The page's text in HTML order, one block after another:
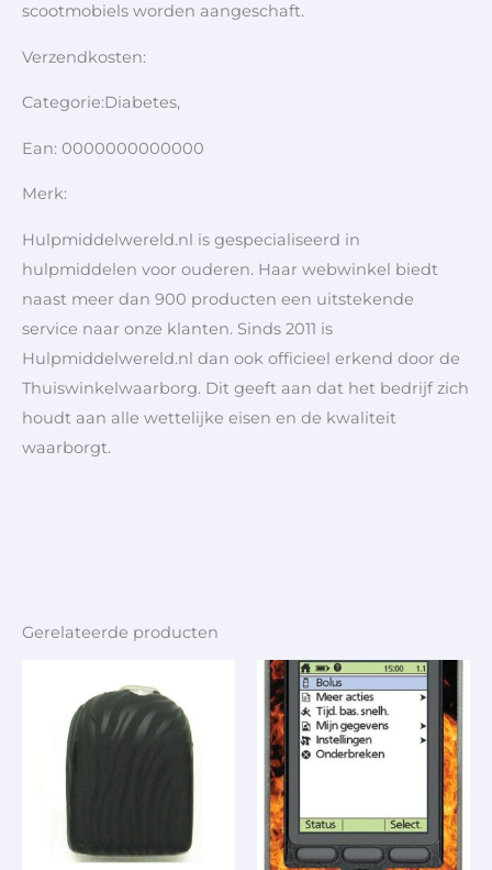
scootmobiels worden aangeschaft.
Verzendkosten:
Categorie:Diabetes,
Ean: 0000000000000
Merk:
Hulpmiddelwereld.nl is gespecialiseerd in
hulpmiddelen voor ouderen. Haar webwinkel biedt
naast meer dan 900 producten een uitstekende
service naar onze klanten. Sinds 2011 is
Hulpmiddelwereld.nl dan ook officieel erkend door de
Thuiswinkelwaarborg. Dit geeft aan dat het bedrijf zich
houdt aan alle wettelijke eisen en de kwaliteit
waarborgt.
Gerelateerde producten